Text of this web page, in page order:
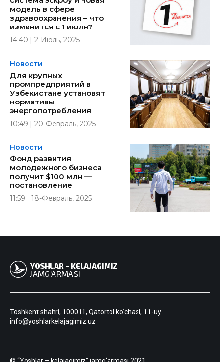
модель в сфере
здравоохранения – что
изменится с 1 июля?
14:40 | 2-Июль, 2025
Новости
Для крупных
промпредприятий в
Узбекистане установят
нормативы
энергопотребления
10:49 | 20-Февраль, 2025
Новости
Фонд развития
молодежного бизнеса
получит $100 млн —
постановление
11:59 | 18-Февраль, 2025
Toshkent shahri, 100011, Qatortol ko‘chasi, 11-uy
info@yoshlarkelajagimiz.uz